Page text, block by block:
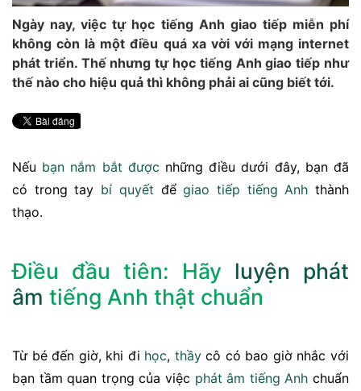
Ngày nay, việc tự học tiếng Anh giao tiếp miễn phí
không còn là một điều quá xa vời với mạng internet
phát triển. Thế nhưng tự học tiếng Anh giao tiếp như
thế nào cho hiệu quả thì không phải ai cũng biết tới.
Nếu bạn nắm bắt được những điều dưới đây, bạn đã
có trong tay bí quyết đểgiao tiếp tiếng Anh thành
thạo.
Điều đầu tiên: Hãy luyện phát
âm tiếng Anh thật chuẩn
Từ bé đến giờ, khi đi học, thầycô có bao giờ nhắc với
bạn tầm quan trọng của việc phát âm tiếng Anh chuẩn